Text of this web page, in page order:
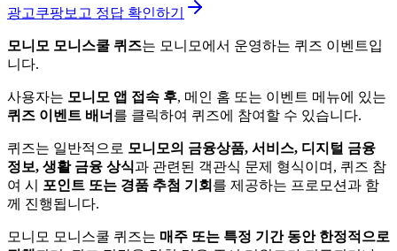
광고쿠팡보고 정답 확인하기
모니모 모니스쿨 퀴즈는 모니모에서 운영하는 퀴즈 이벤트입
니다.
사용자는 모니모 앱 접속 후, 메인 홈 또는 이벤트 메뉴에 있는
퀴즈 이벤트 배너 를 클릭하여 퀴즈에 참여할 수 있습니다.
퀴즈는 일반적으로 모니모의 금융상품, 서비스, 디지털 금융
정보, 생활 금융 상식과 관련된 객관식 문제 형식이며, 퀴즈 참
여 시
포인트 또는 경품 추첨 기회 를 제공하는 프로모션과 함
께 진행됩니다.
모니모 모니스쿨 퀴즈는 매주 또는 특정 기간 동안 한정적으로